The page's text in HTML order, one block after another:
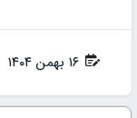
۱۶ بهمن ۱۴۰۴